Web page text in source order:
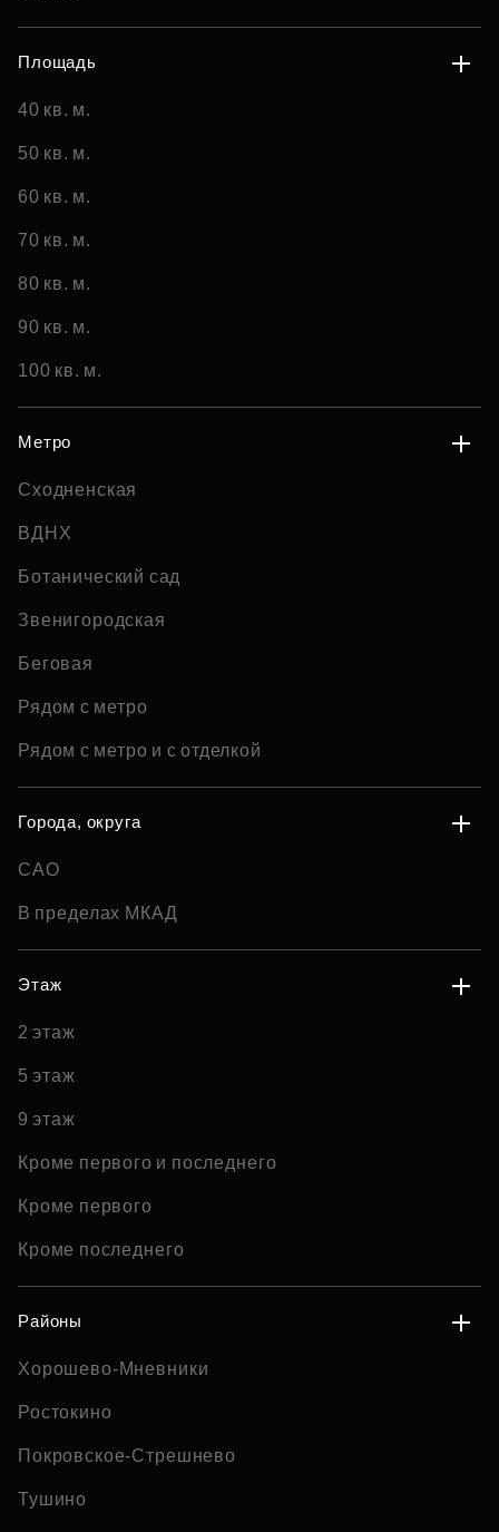
Площадь
40 кв. м.
50 кв. м.
60 кв. м.
70 кв. м.
80 кв. м.
90 кв. м.
100 кв. м.
Метро
Сходненская
ВДНХ
Ботанический сад
Звенигородская
Беговая
Рядом с метро
Рядом с метро и с отделкой
Города, округа
САО
В пределах МКАД
Этаж
2 этаж
5 этаж
9 этаж
Кроме первого и последнего
Кроме первого
Кроме последнего
Районы
Хорошево-Мневники
Ростокино
Покровское-Стрешнево
Тушино